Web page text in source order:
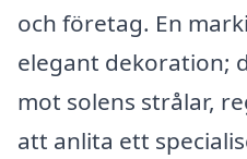
och företag. En
elegant dekoration;
mot solens strålar,
att anlita ett